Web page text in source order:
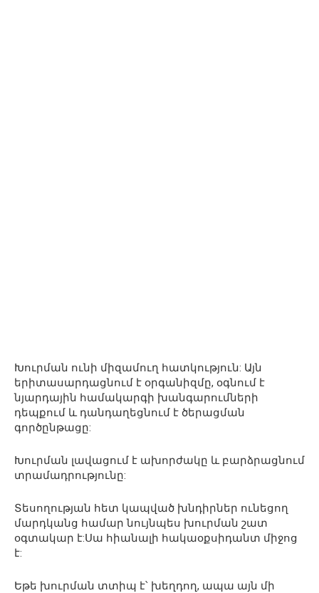
Խուրման ունի միզամուղ հատկություն: Այն
երիտասարդացնում է օրգանիզմը, օգնում է
նյարդային համակարգի խանգարումների
դեպքում և դանդաղեցնում է ծերացման
գործընթացը:
Խուրման լավացում է ախորժակը և բարձրացնում
տրամադրությունը:
Տեսողության հետ կապված խնդիրներ ունեցող
մարդկանց համար նույնպես խուրման շատ
օգտակար է:Սա հիանալի հակաօքսիդանտ միջոց
է:
Եթե խուրման տտիպ է՝ խեղդող, ապա այն մի